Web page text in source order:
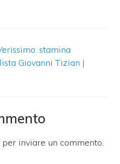
stamina
Giovanni Tizian |
per inviare un commento.